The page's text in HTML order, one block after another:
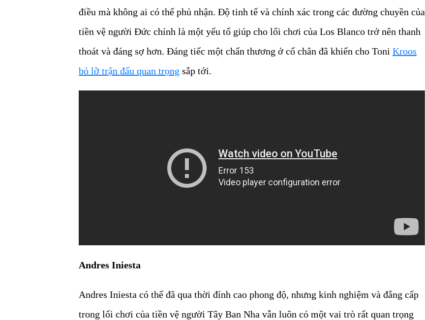
điều mà không ai có thể phủ nhận. Độ tinh tế và chính xác trong các đường chuyền của
tiền vệ người Đức chính là một yếu tố giúp cho lối chơi của Los Blanco trở nên thanh
thoát và đáng sợ hơn. Đáng tiếc một chấn thương ở cổ chân đã khiến cho Toni Kroos
bỏ lỡ trận đấu quan trọng sắp tới.
Andres Iniesta
Andres Iniesta có thể đã qua thời đỉnh cao phong độ, nhưng kinh nghiệm và đẳng cấp
trong lối chơi của tiền vệ người Tây Ban Nha vẫn luôn có một vai trò rất quan trọng